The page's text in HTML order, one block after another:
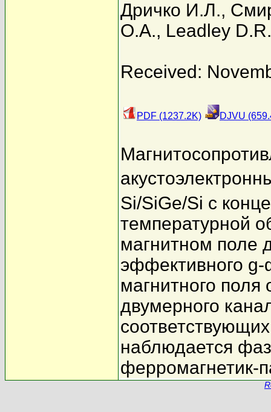
Дричко И.Л.,
О.А., Leadley D.R.
Received:
PDF (1237.2K) DJVU
Si/SiGe/Si c
температурной
магнитном поле
эффективного g-
магнитного поля
двумерного
наблюдается
ферромагнетик-